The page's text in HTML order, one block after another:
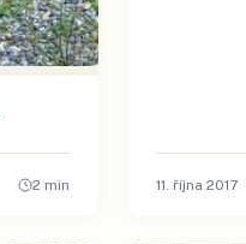
2 min 11. října 2017